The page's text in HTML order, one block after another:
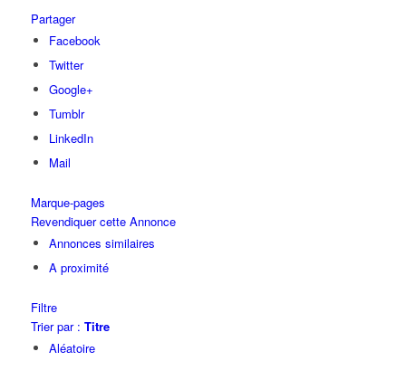
Partager
Facebook
Twitter
Google+
Tumblr
LinkedIn
Mail
Marque-pages
Revendiquer cette Annonce
Annonces similaires
A proximité
Filtre
Trier par : Titre
Aléatoire